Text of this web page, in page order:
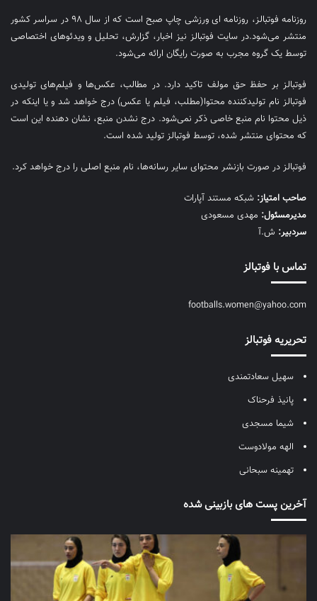
روزنامه فوتبالز، روزنامه ای ورزشی چاپ صبح است که از سال ۹۸ در سراسر کشور
منتشر می‌شود.در سایت فوتبالز نیز اخبار، گزارش، تحلیل و ویدئوهای اختصاصی
توسط یک گروه مجرب به صورت رایگان ارائه می‌شود.
فوتبالز بر حفظ حق مولف تاکید دارد. در مطالب، عکس‌ها و فیلم‌های تولیدی
فوتبالز نام تولیدکننده محتوا(مطلب، فیلم یا عکس) درج خواهد شد و یا اینکه در
ذیل محتوا نام منبع خاصی ذکر نمی‌‎شود. درج نشدن منبع، نشان دهنده این است
که محتوای منتشر شده، توسط فوتبالز تولید شده است.
فوتبالز در صورت بازنشر محتوای سایر رسانه‌ها، نام منبع اصلی را درج خواهد کرد.
صاحب امتیاز: شبکه مستند آپارات
مديرمسئول: مهدی مسعودی
سردبیر: ش.آ
تماس با فوتبالز
footballs.women@yahoo.com
تحریریه فوتبالز
سهیل سعادتمندی
پانیذ فرحناک
شیما مسجدی
الهه مولادوست
تهمینه سبحانی
آخرین پست های بازبینی شده